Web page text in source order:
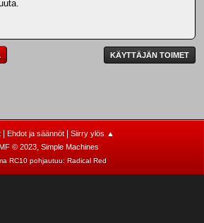
KÄYTTÄJÄN TOIMET
| Ehdot ja säännöt|
Siirry ylös ▲
© 2023, Simple Machines
RC10 pohjautuu: Radical Red